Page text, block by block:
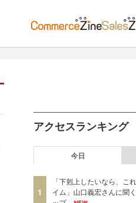
アクセスランキング
今日
1
「下剋上したいなら、こ
イム」山口義宏さんに聞